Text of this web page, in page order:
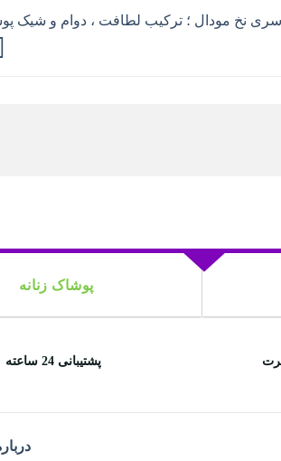
نخ مودال ؛ ترکیب لطافت ، دوام و شیک
پوشاک زنانه
پشتیبانی 24 ساعته